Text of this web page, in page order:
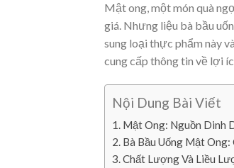
Mật ong, một món quà
giá. Nhưng liệu bà bầu
sung loại thực phẩm này
cung cấp thông tin về lợi
Nội Dung Bài Viết
Mật Ong: Nguồn Dinh
Bà Bầu Uống Mật
Chất Lượng Và Liều